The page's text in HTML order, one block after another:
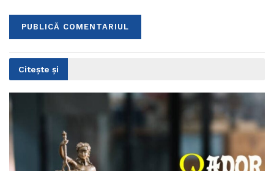
Citește și